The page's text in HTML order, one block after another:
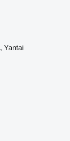
Yantai